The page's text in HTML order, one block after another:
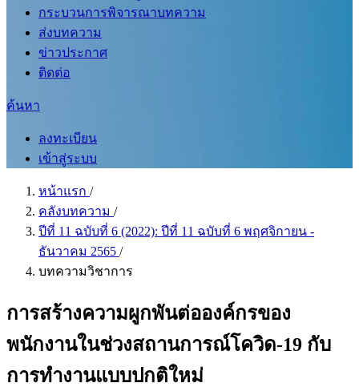
กระบวนการพิจารณาบทความ
ส่งบทความ
ข่าวประกาศ
ติดต่อ
ค้นหา
ลงทะเบียน
เข้าสู่ระบบ
หน้าแรก /
คลังบทความ /
ปีที่ 11 ฉบับที่ 6 (2022): ปีที่ 11 ฉบับที่ 6 พฤศจิกายน -
ธันวาคม 2565 /
บทความวิชาการ
การสร้างความผูกพันต่อองค์กรของ
พนักงานในช่วงสถานการณ์โควิด-19 กับ
การทำงานแบบปกติใหม่